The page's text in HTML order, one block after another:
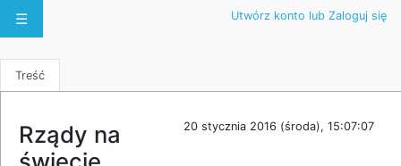
☰ Utwórz konto lub Zaloguj się
Treść
20 stycznia 2016 (środa), 15:07:07
Rządy na